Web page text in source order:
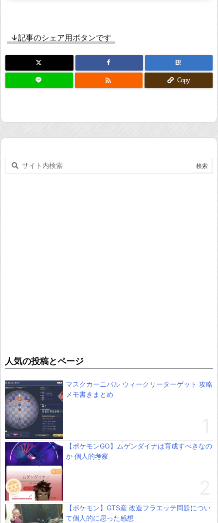
↓記事のシェア用ボタンです
B!
 Copy
人気の投稿とページ
マスクカーニバル ウィークリーターゲット 攻略
メモ書きまとめ
【ポケモンGO】ムゲンダイナは育成すべきなの
か 個人的考察
【ポケモン】GTS産 改造フラエッテ問題につい
て個人的に思った感想